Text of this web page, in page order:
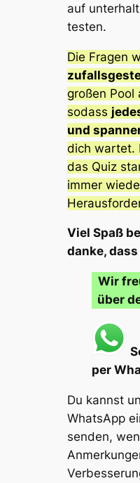
auf
testen.
Die Fragen
großen Pool
sodass
und
dich wartet.
das Quiz
immer
Viel Spaß
danke,
Wir
über
per
Du kannst
WhatsApp
senden,